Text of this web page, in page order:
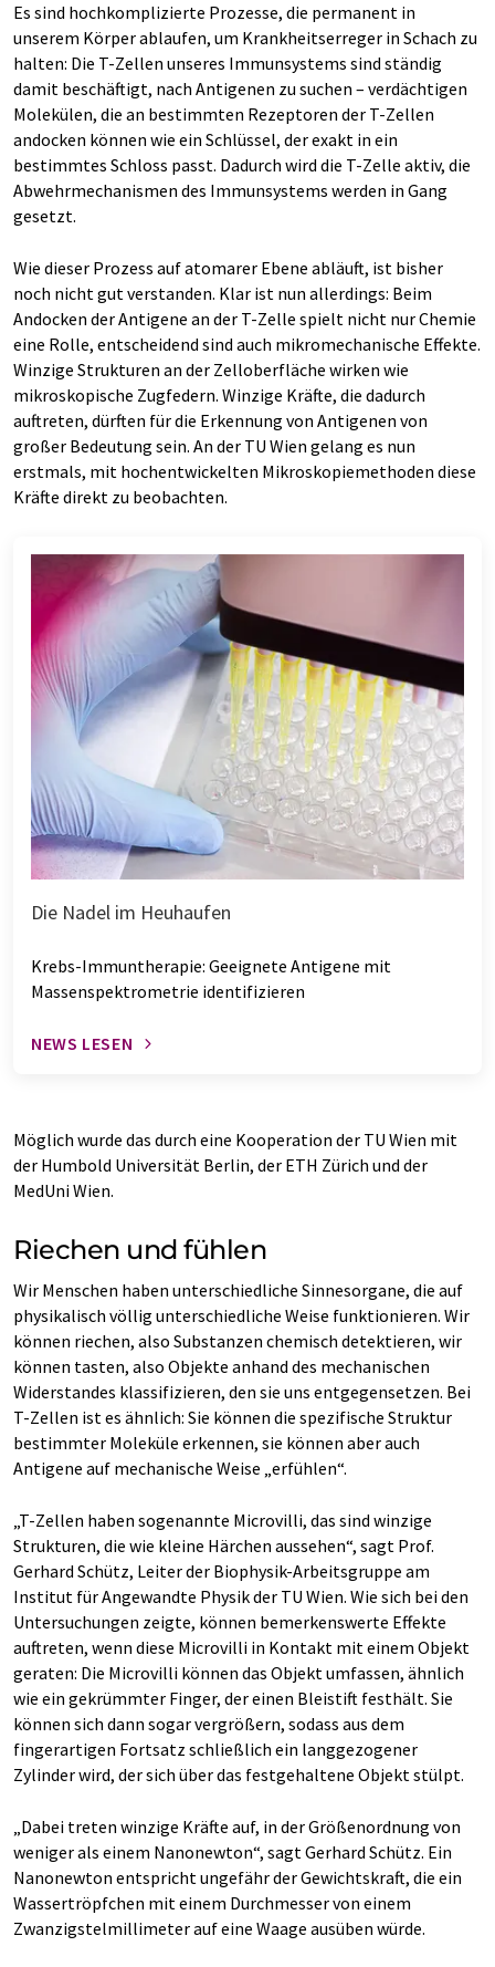
Es sind hochkomplizierte Prozesse, die permanent in
unserem Körper ablaufen, um Krankheitserreger in Schach zu
halten: Die T-Zellen unseres Immunsystems sind ständig
damit beschäftigt, nach Antigenen zu suchen – verdächtigen
Molekülen, die an bestimmten Rezeptoren der T-Zellen
andocken können wie ein Schlüssel, der exakt in ein
bestimmtes Schloss passt. Dadurch wird die T-Zelle aktiv, die
Abwehrmechanismen des Immunsystems werden in Gang
gesetzt.
Wie dieser Prozess auf atomarer Ebene abläuft, ist bisher
noch nicht gut verstanden. Klar ist nun allerdings: Beim
Andocken der Antigene an der T-Zelle spielt nicht nur Chemie
eine Rolle, entscheidend sind auch mikromechanische Effekte.
Winzige Strukturen an der Zelloberfläche wirken wie
mikroskopische Zugfedern. Winzige Kräfte, die dadurch
auftreten, dürften für die Erkennung von Antigenen von
großer Bedeutung sein. An der TU Wien gelang es nun
erstmals, mit hochentwickelten Mikroskopiemethoden diese
Kräfte direkt zu beobachten.
Die Nadel im Heuhaufen
Krebs-Immuntherapie: Geeignete Antigene mit
Massenspektrometrie identifizieren
NEWS LESEN
Möglich wurde das durch eine Kooperation der TU Wien mit
der Humbold Universität Berlin, der ETH Zürich und der
MedUni Wien.
Riechen und fühlen
Wir Menschen haben unterschiedliche Sinnesorgane, die auf
physikalisch völlig unterschiedliche Weise funktionieren. Wir
können riechen, also Substanzen chemisch detektieren, wir
können tasten, also Objekte anhand des mechanischen
Widerstandes klassifizieren, den sie uns entgegensetzen. Bei
T-Zellen ist es ähnlich: Sie können die spezifische Struktur
bestimmter Moleküle erkennen, sie können aber auch
Antigene auf mechanische Weise „erfühlen“.
„T-Zellen haben sogenannte Microvilli, das sind winzige
Strukturen, die wie kleine Härchen aussehen“, sagt Prof.
Gerhard Schütz, Leiter der Biophysik-Arbeitsgruppe am
Institut für Angewandte Physik der TU Wien. Wie sich bei den
Untersuchungen zeigte, können bemerkenswerte Effekte
auftreten, wenn diese Microvilli in Kontakt mit einem Objekt
geraten: Die Microvilli können das Objekt umfassen, ähnlich
wie ein gekrümmter Finger, der einen Bleistift festhält. Sie
können sich dann sogar vergrößern, sodass aus dem
fingerartigen Fortsatz schließlich ein langgezogener
Zylinder wird, der sich über das festgehaltene Objekt stülpt.
„Dabei treten winzige Kräfte auf, in der Größenordnung von
weniger als einem Nanonewton“, sagt Gerhard Schütz. Ein
Nanonewton entspricht ungefähr der Gewichtskraft, die ein
Wassertröpfchen mit einem Durchmesser von einem
Zwanzigstelmillimeter auf eine Waage ausüben würde.